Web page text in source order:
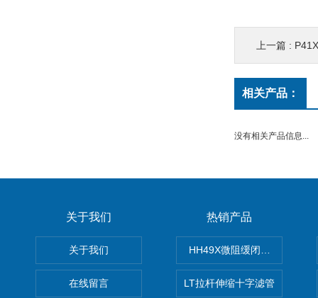
上一篇 :
相关产品：
没有相关产品信息...
关于我们
关于我们
在线留言
热销产品
HH49X微阻缓闭蝶式止回阀
LT拉杆伸缩十字滤管